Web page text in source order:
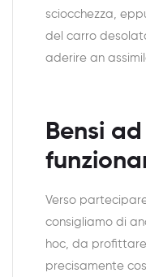
sciocchezza,
del carro
aderire an
Bensi
Verso
consigliamo di
hoc, da
precisamente